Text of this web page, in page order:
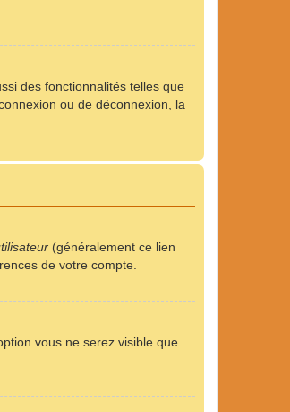
des fonctionnalités telles que
ou de déconnexion, la
(généralement ce lien
de votre compte.
vous ne serez visible que